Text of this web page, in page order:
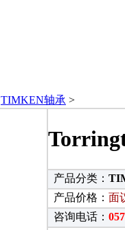
TIMKEN轴承 >
产品分类：
产品价格： 面
咨询电话：